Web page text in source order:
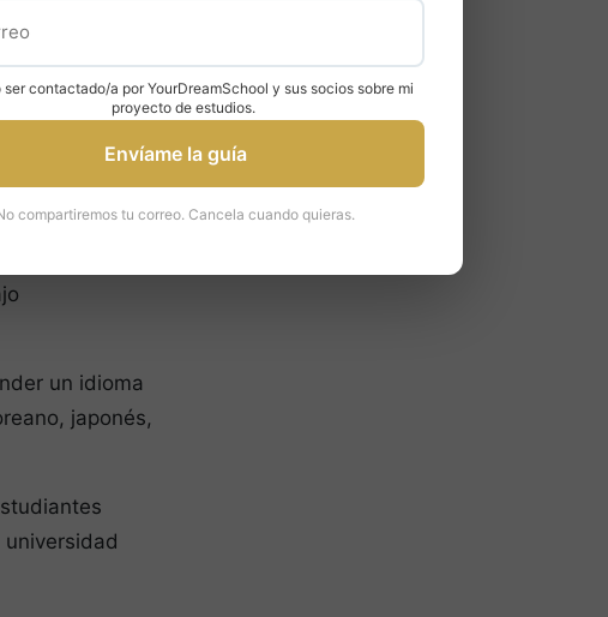
Facultad de
por las
de clases
de menos de
y se
un idioma
japonés,
ser contactado/a por YourDreamSchool y sus socios sobre mi
proyecto de estudios.
Envíame la guía
compartiremos tu correo. Cancela cuando quieras.